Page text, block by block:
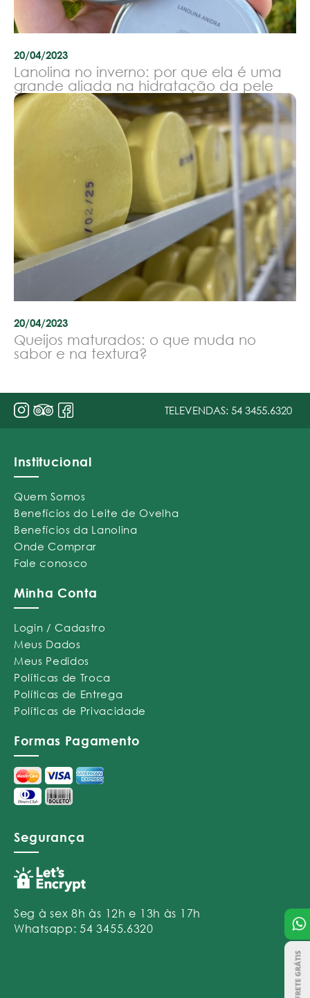
20/04/2023
Lanolina no inverno: por que ela é uma
grande aliada na hidratação da pele
20/04/2023
Queijos maturados: o que muda no
sabor e na textura?
TELEVENDAS: 54 3455.6320
Institucional
Quem Somos
Benefícios do Leite de Ovelha
Benefícios da Lanolina
Onde Comprar
Fale conosco
Minha Conta
Login / Cadastro
Meus Dados
Meus Pedidos
Políticas de Troca
Políticas de Entrega
Políticas de Privacidade
Formas Pagamento
Segurança
Seg à sex 8h às 12h e 13h às 17h
Whatsapp: 54 3455.6320